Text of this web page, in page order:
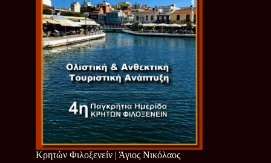
Κρητών Φιλοξενείν | Άγιος Νικόλαος